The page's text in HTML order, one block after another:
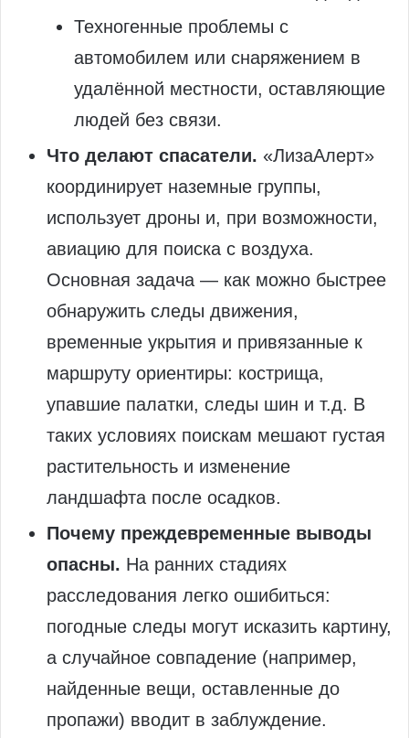
Техногенные проблемы с
автомобилем или снаряжением в
удалённой местности, оставляющие
людей без связи.
Что делают спасатели. «ЛизаАлерт»
координирует наземные группы,
использует дроны и, при возможности,
авиацию для поиска с воздуха.
Основная задача — как можно быстрее
обнаружить следы движения,
временные укрытия и привязанные к
маршруту ориентиры: кострища,
упавшие палатки, следы шин и т.д. В
таких условиях поискам мешают густая
растительность и изменение
ландшафта после осадков.
Почему преждевременные выводы
опасны. На ранних стадиях
расследования легко ошибиться:
погодные следы могут исказить картину,
а случайное совпадение (например,
найденные вещи, оставленные до
пропажи) вводит в заблуждение.